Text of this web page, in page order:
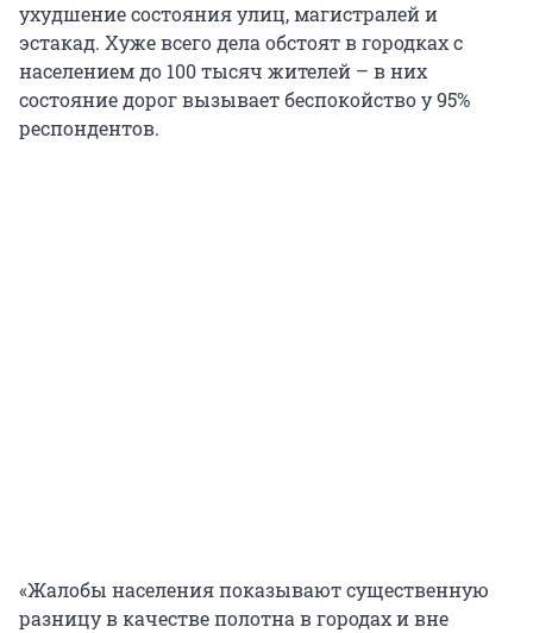
ухудшение состояния улиц, магистралей и
эстакад. Хуже всего дела обстоят в городках с
населением до 100 тысяч жителей – в них
состояние дорог вызывает беспокойство у 95%
респондентов.
«Жалобы населения показывают существенную
разницу в качестве полотна в городах и вне